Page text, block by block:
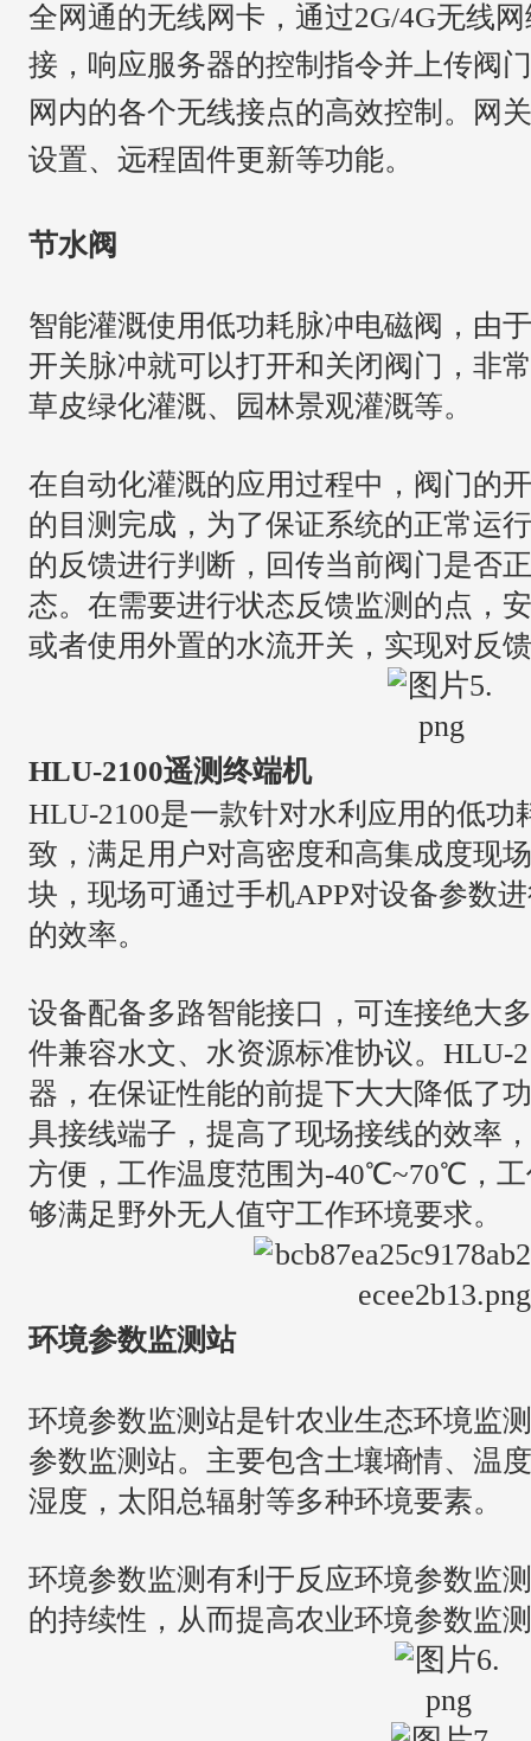
全网通的无线网卡，通过2G/4G无线
接，响应服务器的控制指令并上传阀
网内的各个无线接点的高效控制。网
设置、远程固件更新等功能。
节水阀
智能灌溉使用低功耗脉冲电磁阀，由
开关脉冲就可以打开和关闭阀门，非
草皮绿化灌溉、园林景观灌溉等。
在自动化灌溉的应用过程中，阀门的
的目测完成，为了保证系统的正常运
的反馈进行判断，回传当前阀门是否
态。在需要进行状态反馈监测的点，
或者使用外置的水流开关，实现对反
HLU-2100遥测终端机
HLU-2100是一款针对水利应用的低功
致，满足用户对高密度和高集成度现
块，现场可通过手机APP对设备参数
的效率。
设备配备多路智能接口，可连接绝大
件兼容水文、水资源标准协议。HLU-
器，在保证性能的前提下大大降低了
具接线端子，提高了现场接线的效率
方便，工作温度范围为-40℃~70℃，工
够满足野外无人值守工作环境要求。
环境参数监测站
环境参数监测站是针农业生态环境监
参数监测站。主要包含土壤墒情、温
湿度，太阳总辐射等多种环境要素。
环境参数监测有利于反应环境参数监
的持续性，从而提高农业环境参数监